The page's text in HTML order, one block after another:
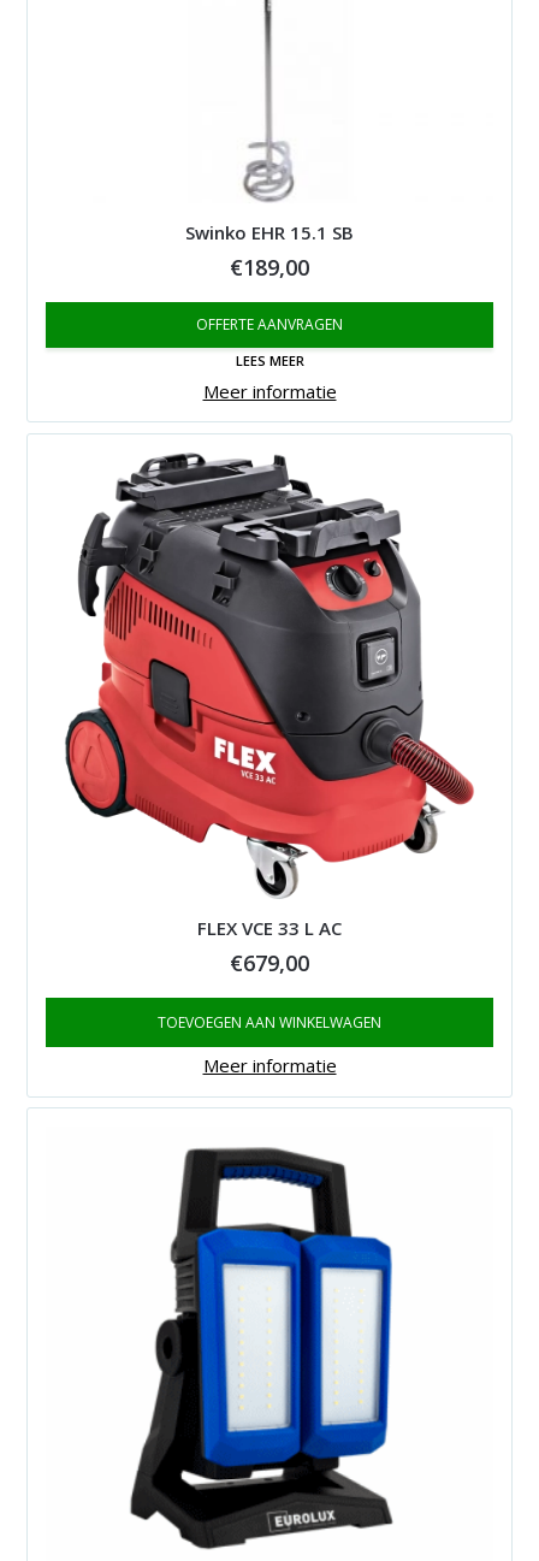
Swinko EHR 15.1 SB
€189,00
OFFERTE AANVRAGEN
LEES MEER
Meer informatie
FLEX VCE 33 L AC
€679,00
TOEVOEGEN AAN WINKELWAGEN
Meer informatie